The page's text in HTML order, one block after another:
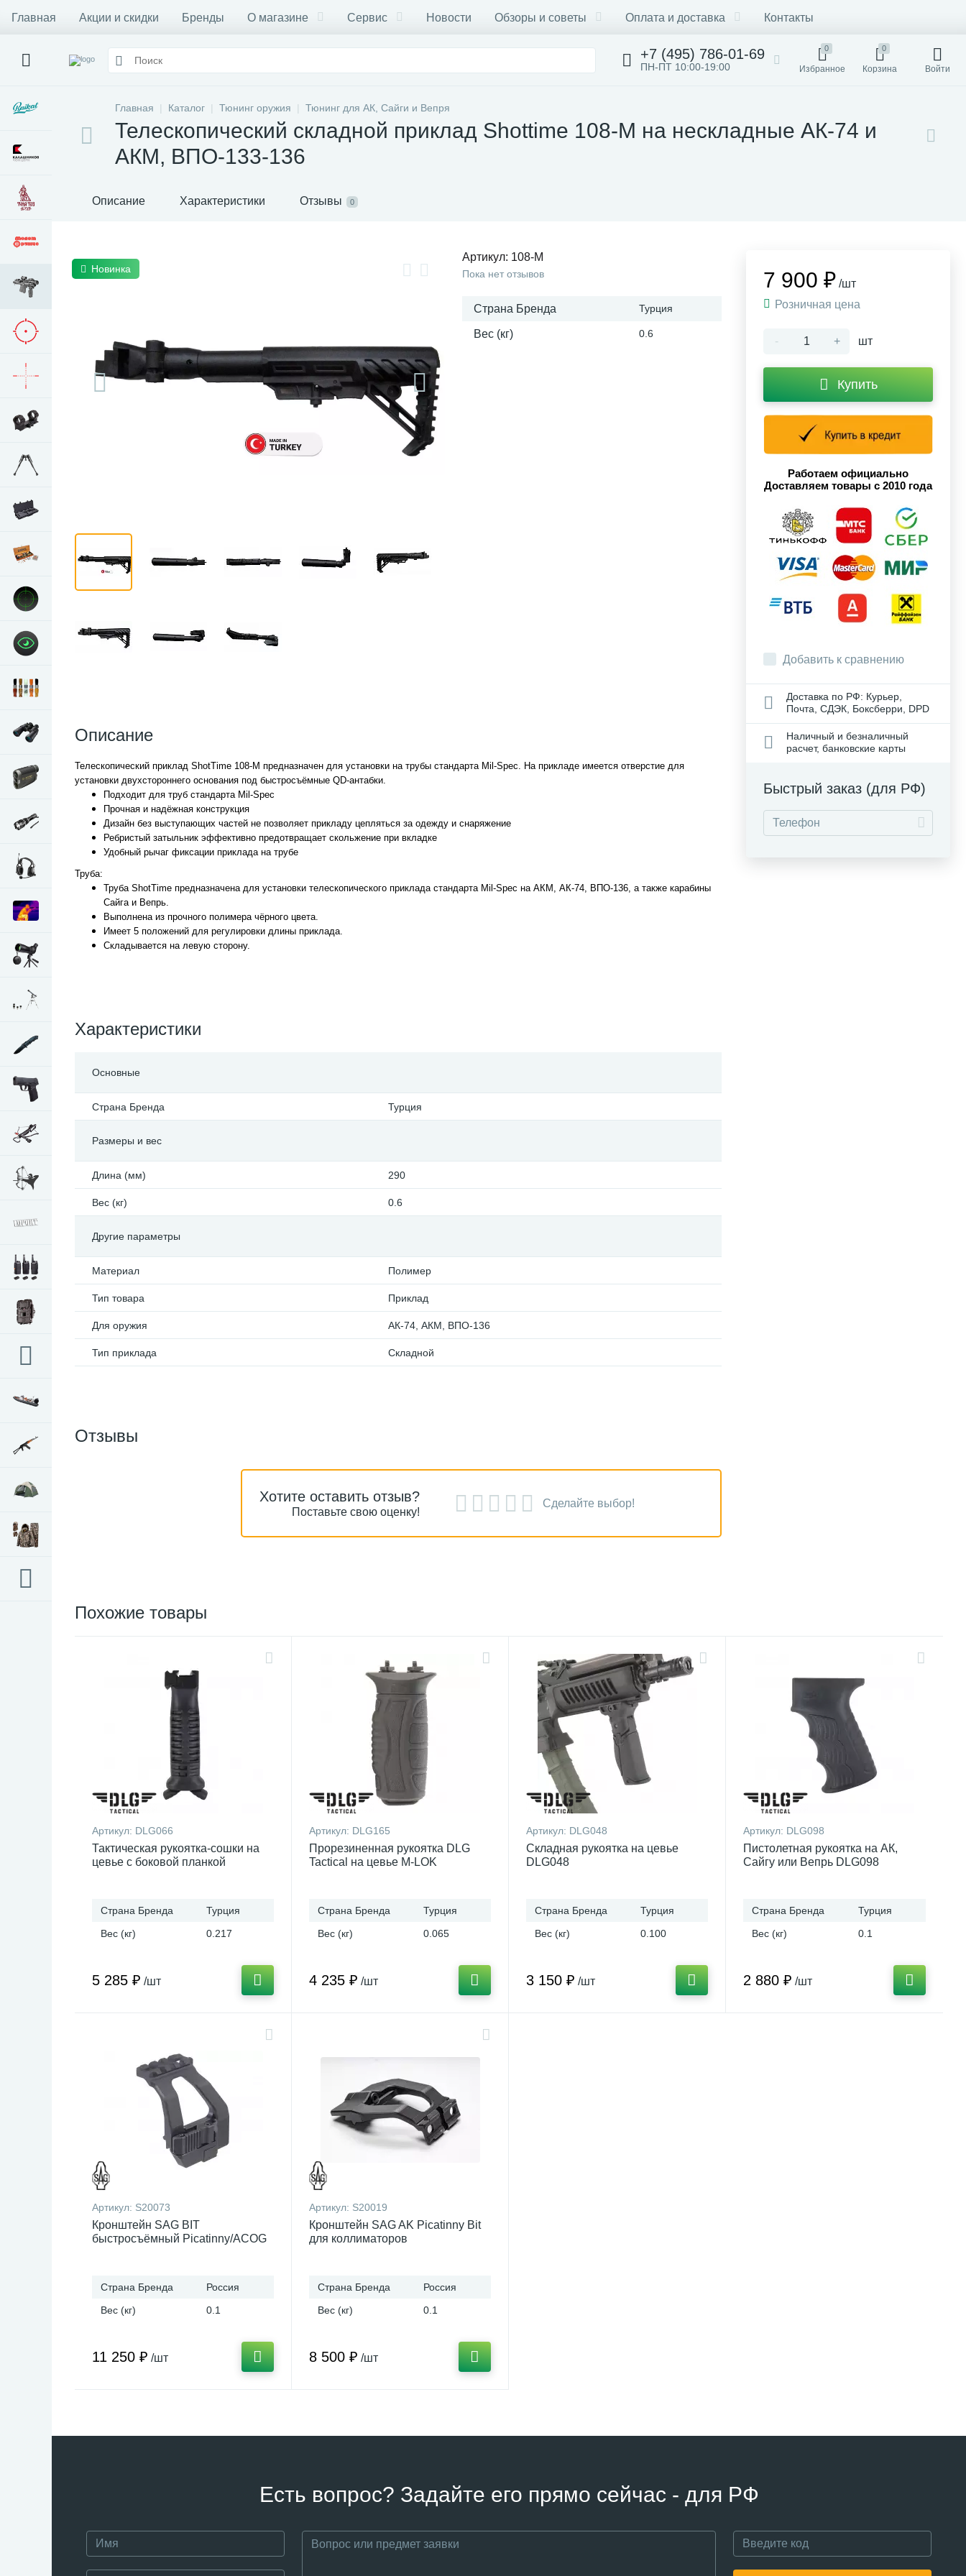
Главная Акции и скидки Бренды О магазине Сервис Новости Обзоры и советы Оплата и доставка Контакты
+7 (495) 786-01-69
ПН-ПТ 10:00-19:00
0
Избранное
0
Корзина Войти
Главная Каталог Тюнинг оружия Тюнинг для АК, Сайги и Вепря
Телескопический складной приклад Shottime 108-M на нескладные АК-74 и
АКМ, ВПО-133-136
Описание Характеристики Отзывы 0
Новинка
Артикул: 108-M
Пока нет отзывов
Страна Бренда Турция
Вес (кг) 0.6
Описание
Телескопический приклад ShotTime 108-M предназначен для установки на трубы стандарта Mil-Spec. На прикладе имеется отверстие для
установки двухстороннего основания под быстросъёмные QD-антабки.
Подходит для труб стандарта Mil-Spec
Прочная и надёжная конструкция
Дизайн без выступающих частей не позволяет прикладу цепляться за одежду и снаряжение
Ребристый затыльник эффективно предотвращает скольжение при вкладке
Удобный рычаг фиксации приклада на трубе
Труба:
Труба ShotTime предназначена для установки телескопического приклада стандарта Mil-Spec на АКМ, АК-74, ВПО-136, а также карабины
Сайга и Вепрь.
Выполнена из прочного полимера чёрного цвета.
Имеет 5 положений для регулировки длины приклада.
Складывается на левую сторону.
Характеристики
Основные
Страна Бренда Турция
Размеры и вес
Длина (мм) 290
Вес (кг) 0.6
Другие параметры
Материал Полимер
Тип товара Приклад
Для оружия АК-74, АКМ, ВПО-136
Тип приклада Складной
7 900 ₽ /шт
Розничная цена
- + шт
Купить
Работаем официально
Доставляем товары с 2010 года
Добавить к сравнению
Доставка по РФ: Курьер,
Почта, СДЭК, Боксберри, DPD
Наличный и безналичный
расчет, банковские карты
Быстрый заказ (для РФ)
Отзывы
Хотите оставить отзыв?
Поставьте свою оценку!
Сделайте выбор!
Похожие товары
Артикул: DLG066
Тактическая рукоятка-сошки на
цевье с боковой планкой
Страна Бренда
Турция
Вес (кг)
0.217
5 285 ₽ /шт
Артикул: DLG165
Прорезиненная рукоятка DLG
Tactical на цевье M-LOK
Страна Бренда
Турция
Вес (кг)
0.065
4 235 ₽ /шт
Артикул: DLG048
Складная рукоятка на цевье
DLG048
Страна Бренда
Турция
Вес (кг)
0.100
3 150 ₽ /шт
Артикул: DLG098
Пистолетная рукоятка на АК,
Сайгу или Вепрь DLG098
Страна Бренда
Турция
Вес (кг)
0.1
2 880 ₽ /шт
Артикул: S20073
Кронштейн SAG BIT
быстросъёмный Picatinny/ACOG
Страна Бренда
Россия
Вес (кг)
0.1
11 250 ₽ /шт
Артикул: S20019
Кронштейн SAG AK Picatinny Bit
для коллиматоров
Страна Бренда
Россия
Вес (кг)
0.1
8 500 ₽ /шт
Есть вопрос? Задайте его прямо сейчас - для РФ